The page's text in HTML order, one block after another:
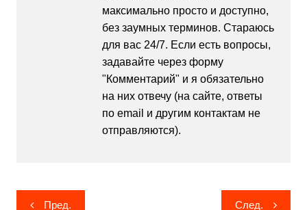
максимально просто и доступно,
без заумных терминов. Стараюсь
для вас 24/7. Если есть вопросы,
задавайте через форму
"Комментарий" и я обязательно
на них отвечу (на сайте, ответы
по email и другим контактам не
отправляются).
Навигация
Пред. След.